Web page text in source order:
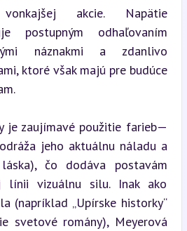
akcie. Napätie
postupným odhaľovaním
náznakmi a zdanlivo
ktoré však majú pre budúce
je zaujímavé použitie farieb—
jeho aktuálnu náladu a
čo dodáva postavám
línii vizuálnu silu. Inak ako
(napríklad „Upírske historky“
svetové romány), Meyerová